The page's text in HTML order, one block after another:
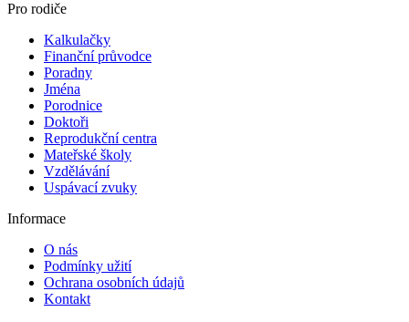
Pro rodiče
Kalkulačky
Finanční průvodce
Poradny
Jména
Porodnice
Doktoři
Reprodukční centra
Mateřské školy
Vzdělávání
Uspávací zvuky
Informace
O nás
Podmínky užití
Ochrana osobních údajů
Kontakt